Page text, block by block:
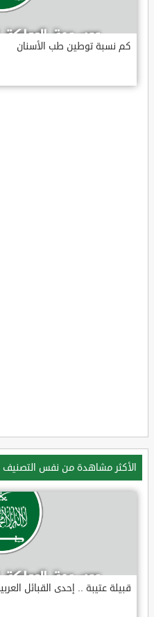
كم نسبة توطين طب الأسنان
الأكثر مشاهدة من نفس التصنيف
قبيلة عتيبة .. إحدى القبائل